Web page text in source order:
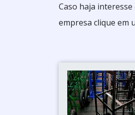
Caso haja
empresa clique em